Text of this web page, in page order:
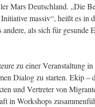
Mars Deutschland. „Die
massiv“, heißt es in
als sich für gesunde
zu einer Veranstaltung
Dialog zu starten. Ekip –
und Vertreter von
in Workshops